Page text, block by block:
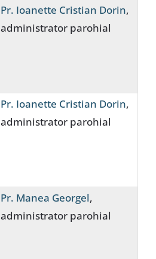
Pr. Ioanette Cristian Dorin,
administrator parohial
Pr. Ioanette Cristian Dorin,
administrator parohial
Pr. Manea Georgel,
administrator parohial